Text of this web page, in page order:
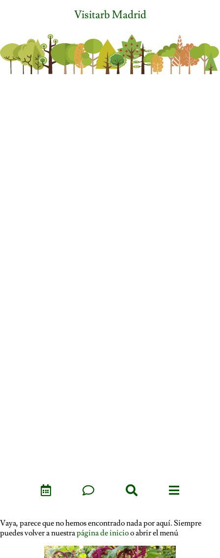
Visitarb Madrid
Vaya, parece que no hemos encontrado nada por aquí. Siempre
puedes volver a nuestrapágina de inicioo abrir el menú